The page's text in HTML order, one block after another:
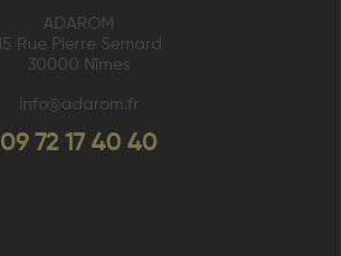
ADAROM
15 Rue Pierre Semard
30000 Nîmes
info@adarom.fr
09 72 17 40 40